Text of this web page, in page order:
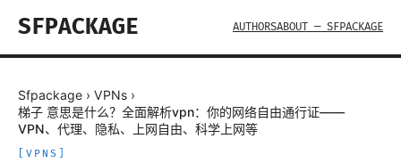
SFPACKAGE AUTHORSABOUT — SFPACKAGE
Sfpackage › VPNs ›
梯子 意思是什么？全面解析vpn：你的网络自由通行证——
VPN、代理、隐私、上网自由、科学上网等
VPNS